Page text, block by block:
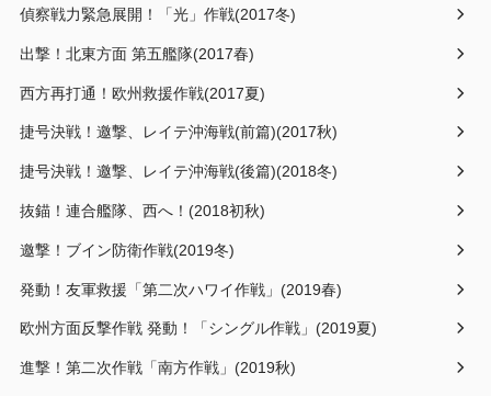
偵察戦力緊急展開！「光」作戦(2017冬)
出撃！北東方面 第五艦隊(2017春)
西方再打通！欧州救援作戦(2017夏)
捷号決戦！邀撃、レイテ沖海戦(前篇)(2017秋)
捷号決戦！邀撃、レイテ沖海戦(後篇)(2018冬)
抜錨！連合艦隊、西へ！(2018初秋)
邀撃！ブイン防衛作戦(2019冬)
発動！友軍救援「第二次ハワイ作戦」(2019春)
欧州方面反撃作戦 発動！「シングル作戦」(2019夏)
進撃！第二次作戦「南方作戦」(2019秋)